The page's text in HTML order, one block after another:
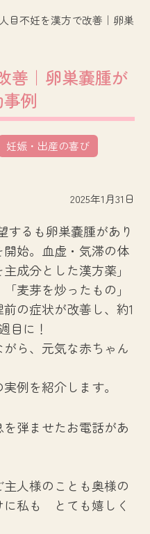
目不妊を漢方で改善｜卵巣
善｜卵巣嚢腫が
例
妊娠・出産の喜び
2025年1月31日
するも卵巣嚢腫があり
始。血虚・気滞の体
成分とした漢方薬」
麦芽を炒ったもの」
の症状が改善し、約1
目に！
ら、元気な赤ちゃん
例を紹介します。
弾ませたお電話があ
人様のことも奥様の
に私も とても嬉しく